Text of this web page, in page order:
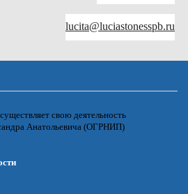
lucita@luciastonesspb.ru
свою деятельность
Анатольевича (ОГРНИП)